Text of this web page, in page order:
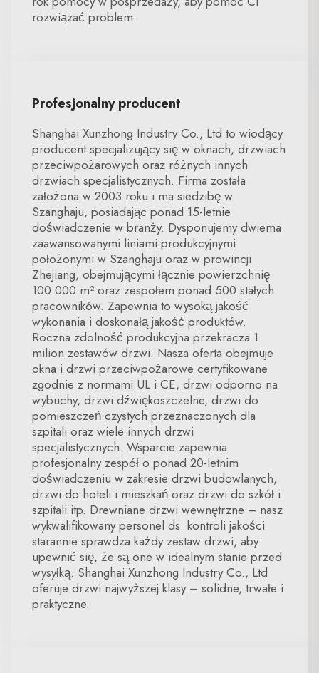
rozwiązać problem.
Profesjonalny producent
Shanghai Xunzhong Industry Co., Ltd to wiodący
producent specjalizujący się w oknach, drzwiach
przeciwpożarowych oraz różnych innych
drzwiach specjalistycznych. Firma została
założona w 2003 roku i ma siedzibę w
Szanghaju, posiadając ponad 15-letnie
doświadczenie w branży. Dysponujemy dwiema
zaawansowanymi liniami produkcyjnymi
położonymi w Szanghaju oraz w prowincji
Zhejiang, obejmującymi łącznie powierzchnię
100 000 m² oraz zespołem ponad 500 stałych
pracowników. Zapewnia to wysoką jakość
wykonania i doskonałą jakość produktów.
Roczna zdolność produkcyjna przekracza 1
milion zestawów drzwi. Nasza oferta obejmuje
okna i drzwi przeciwpożarowe certyfikowane
zgodnie z normami UL i CE, drzwi odporno na
wybuchy, drzwi dźwiękoszczelne, drzwi do
pomieszczeń czystych przeznaczonych dla
szpitali oraz wiele innych drzwi
specjalistycznych. Wsparcie zapewnia
profesjonalny zespół o ponad 20-letnim
doświadczeniu w zakresie drzwi budowlanych,
drzwi do hoteli i mieszkań oraz drzwi do szkół i
szpitali itp. Drewniane drzwi wewnętrzne – nasz
wykwalifikowany personel ds. kontroli jakości
starannie sprawdza każdy zestaw drzwi, aby
upewnić się, że są one w idealnym stanie przed
wysyłką. Shanghai Xunzhong Industry Co., Ltd
oferuje drzwi najwyższej klasy – solidne, trwałe i
praktyczne.